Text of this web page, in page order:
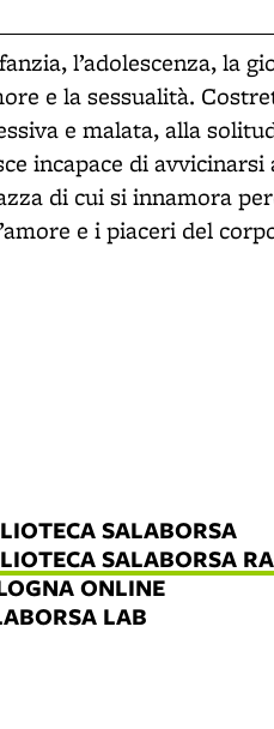
l’adolescenza, la
e la sessualità.
e malata, alla
incapace di
di cui si innamora
e i piaceri del
SALABORSA
SALABORSA
ONLINE
LAB